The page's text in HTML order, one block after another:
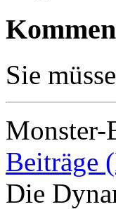
Sie
Beiträge
Die